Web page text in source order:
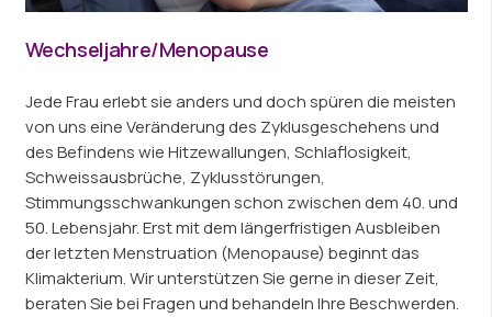
Wechseljahre/Menopause
Jede Frau erlebt sie anders und doch spüren die meisten
von uns eine Veränderung des Zyklusgeschehens und
des Befindens wie Hitzewallungen, Schlaflosigkeit,
Schweissausbrüche, Zyklusstörungen,
Stimmungsschwankungen schon zwischen dem 40. und
50. Lebensjahr. Erst mit dem längerfristigen Ausbleiben
der letzten Menstruation (Menopause) beginnt das
Klimakterium. Wir unterstützen Sie gerne in dieser Zeit,
beraten Sie bei Fragen und behandeln Ihre Beschwerden.